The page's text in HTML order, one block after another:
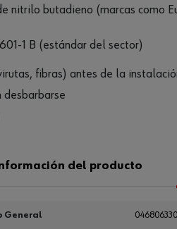
nitrilo butadieno (marcas como
1 B (estándar del sector)
fibras) antes de la
desbarbarse
del producto
General 046806330